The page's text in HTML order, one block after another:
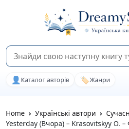
👤 Каталог авторів 🏷️Жанри
Home Українські автори
Yesterday (Вчора) – Krasovitskyy O. –